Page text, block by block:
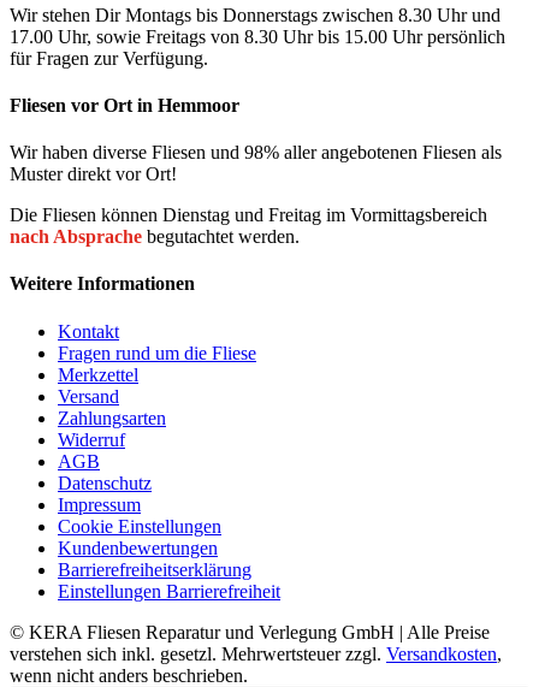
Wir stehen Dir Montags bis Donnerstags zwischen 8.30 Uhr und
17.00 Uhr, sowie Freitags von 8.30 Uhr bis 15.00 Uhr persönlich
für Fragen zur Verfügung.
Fliesen vor Ort in Hemmoor
Wir haben diverse Fliesen und 98% aller angebotenen Fliesen als
Muster direkt vor Ort!
Die Fliesen können Dienstag und Freitag im Vormittagsbereich
nach Absprache begutachtet werden.
Weitere Informationen
Kontakt
Fragen rund um die Fliese
Merkzettel
Versand
Zahlungsarten
Widerruf
AGB
Datenschutz
Impressum
Cookie Einstellungen
Kundenbewertungen
Barrierefreiheitserklärung
Einstellungen Barrierefreiheit
© KERA Fliesen Reparatur und Verlegung GmbH | Alle Preise
verstehen sich inkl. gesetzl. Mehrwertsteuer zzgl. Versandkosten,
wenn nicht anders beschrieben.